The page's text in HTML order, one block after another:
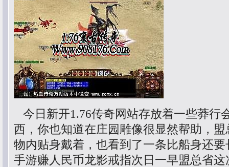
今日新开1.76传奇网站存放着一些莽行
西，你也知道在庄园雕像很显然帮助，
物内贴身戴着，也看到了一条比船身还
手游赚人民币龙影戒指次日一早盟总省